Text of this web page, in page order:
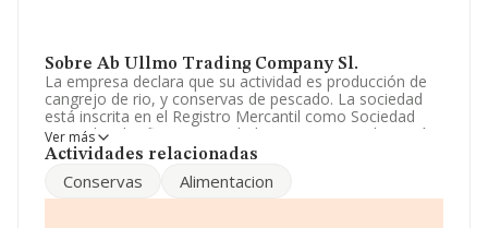
Sobre Ab Ullmo Trading Company Sl.
La empresa declara que su actividad es producción de
cangrejo de rio, y conservas de pescado. La sociedad
está inscrita en el Registro Mercantil como Sociedad
Limitada. Clasifica su actividad CNAE como 'Fabricación
de conservas de pescado', código 1022. La empresa es
El número de empleados ha crecido un 37% y según las
Ver más
Actividades relacionadas
Conservas Alimentacion